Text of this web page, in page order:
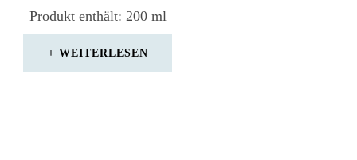
Produkt enthält: 200 ml
WEITERLESEN